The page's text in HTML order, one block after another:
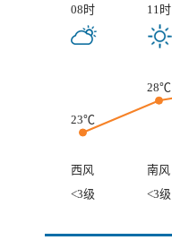
08时 11时
23℃
28℃
西风 南风
<3级
<3级